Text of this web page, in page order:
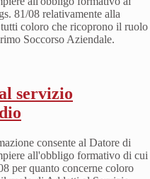
81/08 relativamente alla
coloro che ricoprono il ruolo
Soccorso Aziendale.
servizio
consente al Datore di
all'obbligo formativo di cui
per quanto concerne coloro